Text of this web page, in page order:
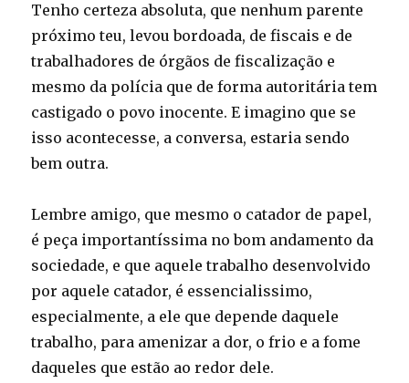
Tenho certeza absoluta, que nenhum parente
próximo teu, levou bordoada, de fiscais e de
trabalhadores de órgãos de fiscalização e
mesmo da polícia que de forma autoritária tem
castigado o povo inocente. E imagino que se
isso acontecesse, a conversa, estaria sendo
bem outra.
Lembre amigo, que mesmo o catador de papel,
é peça importantíssima no bom andamento da
sociedade, e que aquele trabalho desenvolvido
por aquele catador, é essencialissimo,
especialmente, a ele que depende daquele
trabalho, para amenizar a dor, o frio e a fome
daqueles que estão ao redor dele.